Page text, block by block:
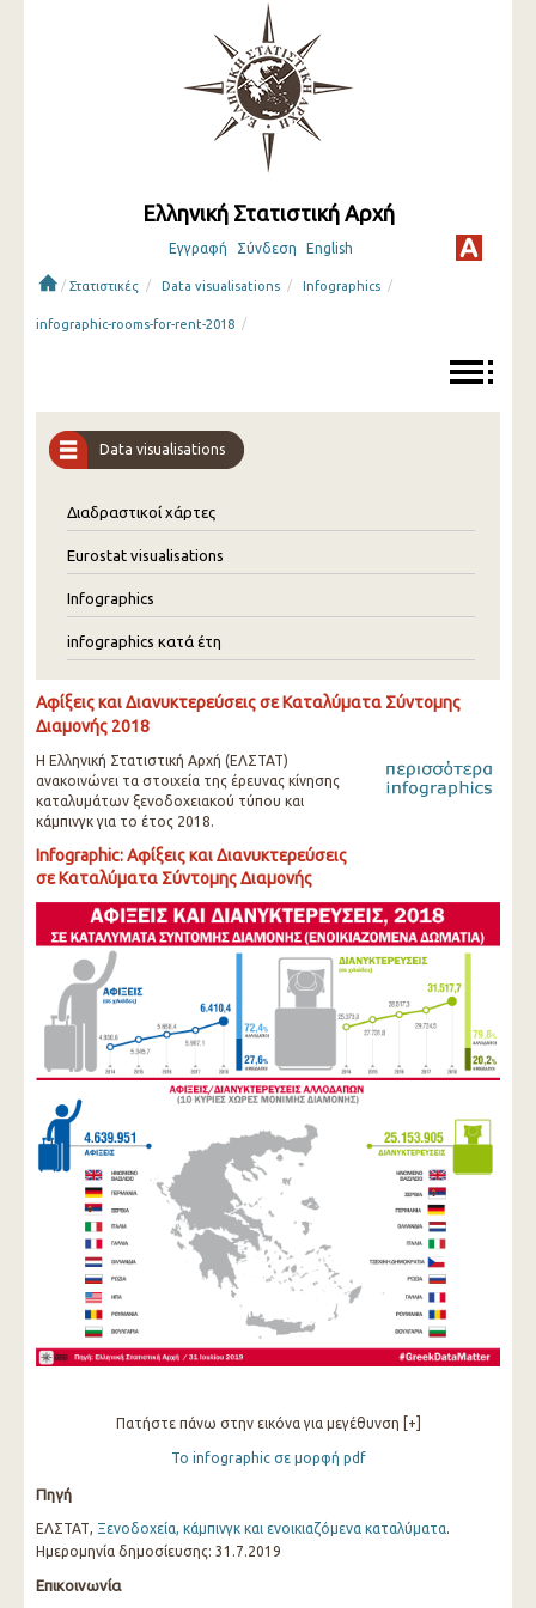
Ελληνική Στατιστική Αρχή
Εγγραφή Σύνδεση English
/ Στατιστικές / Data visualisations / Infographics /
infographic-rooms-for-rent-2018 /
Data visualisations
Διαδραστικοί χάρτες
Eurostat visualisations
Infographics
infographics κατά έτη
Αφίξεις και Διανυκτερεύσεις σε Καταλύματα Σύντομης
Διαμονής 2018
Η Ελληνική Στατιστική Αρχή (ΕΛΣΤΑΤ)
ανακοινώνει τα στοιχεία της έρευνας κίνησης
καταλυμάτων ξενοδοχειακού τύπου και
κάμπινγκ για το έτος 2018.
Infographic: Αφίξεις και Διανυκτερεύσεις
σε Καταλύματα Σύντομης Διαμονής
Πατήστε πάνω στην εικόνα για μεγέθυνση [+]
Το infographic σε μορφή pdf
Πηγή
ΕΛΣΤΑΤ, Ξενοδοχεία, κάμπινγκ και ενοικιαζόμενα καταλύματα.
Ημερομηνία δημοσίευσης: 31.7.2019
Επικοινωνία